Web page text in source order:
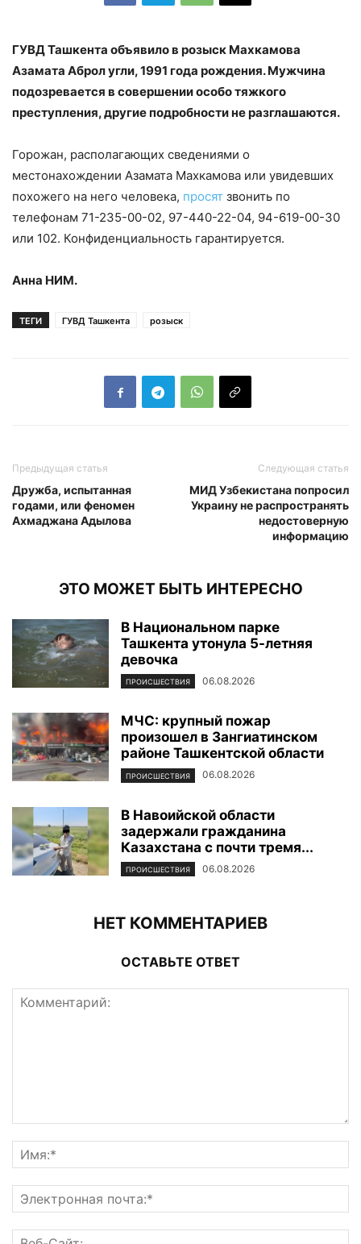
ГУВД Ташкента объявило в розыск Махкамова
Азамата Аброл угли, 1991 года рождения. Мужчина
подозревается в совершении особо тяжкого
преступления, другие подробности не разглашаются.
Горожан, располагающих сведениями о
местонахождении Азамата Махкамова или увидевших
похожего на него человека, просят звонить по
телефонам 71-235-00-02, 97-440-22-04, 94-619-00-30
или 102. Конфиденциальность гарантируется.
Анна НИМ.
ТЕГИ ГУВД Ташкента розыск
Предыдущая статья
Дружба, испытанная
годами, или феномен
Ахмаджана Адылова
Следующая статья
МИД Узбекистана попросил
Украину не распространять
недостоверную
информацию
ЭТО МОЖЕТ БЫТЬ ИНТЕРЕСНО
В Национальном парке
Ташкента утонула 5-летняя
девочка
ПРОИСШЕСТВИЯ 06.08.2026
МЧС: крупный пожар
произошел в Зангиатинском
районе Ташкентской области
ПРОИСШЕСТВИЯ 06.08.2026
В Навоийской области
задержали гражданина
Казахстана с почти тремя...
ПРОИСШЕСТВИЯ 06.08.2026
НЕТ КОММЕНТАРИЕВ
ОСТАВЬТЕ ОТВЕТ